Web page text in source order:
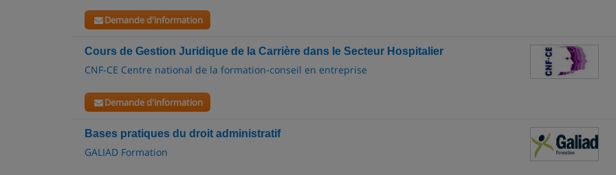
Demande d'information
Cours de Gestion Juridique de la Carrière dans le Secteur Hospitalier
CNF-CE Centre national de la formation-conseil en entreprise
Demande d'information
Bases pratiques du droit administratif
GALIAD Formation